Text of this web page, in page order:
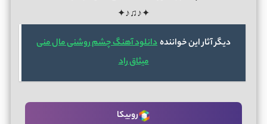
✦♪♫♪✦
دیگر آثار این خوانندهدانلود آهنگ چشم روشنی مال منی
میثاق راد
روبیکا